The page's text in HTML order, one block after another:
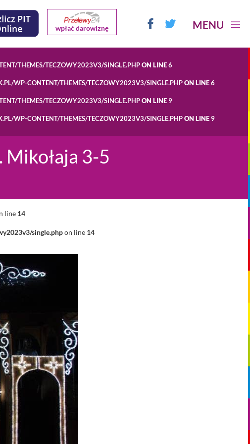
wpłać darowiznę MENU
THEMES/TECZOWY2023V3/SINGLE.PHPON LINE6
WP-CONTENT/THEMES/TECZOWY2023V3/SINGLE.PHPON LINE6
THEMES/TECZOWY2023V3/SINGLE.PHPON LINE9
WP-CONTENT/THEMES/TECZOWY2023V3/SINGLE.PHPON LINE9
3-5
line 14
single.phpon line 14